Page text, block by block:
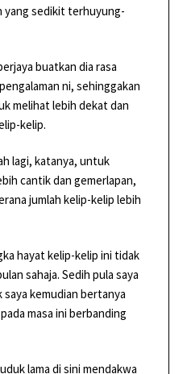
yang sedikit terhuyung-
buatkan dia rasa
ni, sehinggakan
melihat lebih dekat dan
kelip.
lagi, katanya, untuk
cantik dan gemerlapan,
jumlah kelip-kelip lebih
hayat kelip-kelip ini tidak
sahaja. Sedih pula saya
saya kemudian bertanya
masa ini berbanding
lama di sini mendakwa